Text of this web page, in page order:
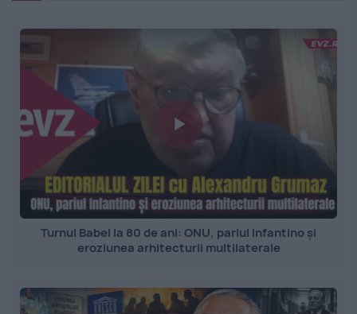
Turnul Babel la 80 de ani: ONU, pariul Infantino și
eroziunea arhitecturii multilaterale